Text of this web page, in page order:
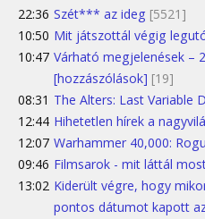
22:36 Szét*** az ideg [5521]
10:50 Mit játszottál végig
10:47 Várható megjelenések –
[hozzászólások] [19]
08:31 The Alters: Last Variable
12:44 Hihetetlen hírek a
12:07 Warhammer 40,000:
09:46 Filmsarok - mit láttál
13:02 Kiderült végre, hogy
pontos dátumot kapott